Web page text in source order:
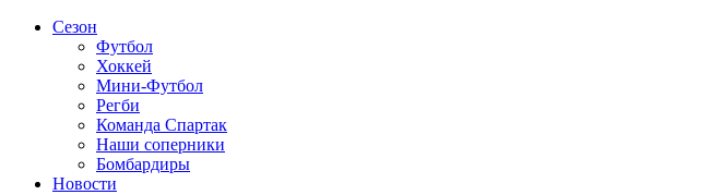
Сезон
Футбол
Хоккей
Мини-Футбол
Регби
Команда Спартак
Наши соперники
Бомбардиры
Новости